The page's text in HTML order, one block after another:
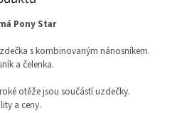
Pony Star
s kombinovaným nánosníkem.
a čelenka.
otěže jsou součástí uzdečky.
a ceny.